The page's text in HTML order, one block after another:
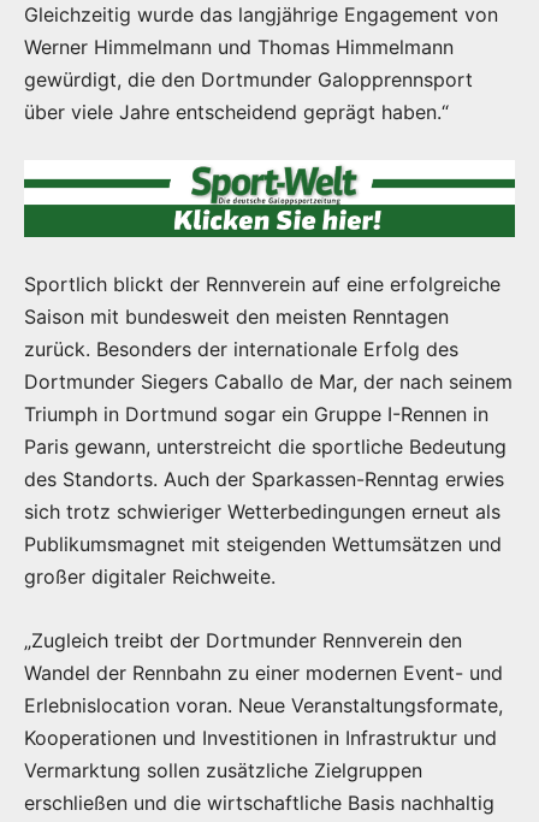
Gleichzeitig wurde das langjährige Engagement von
Werner Himmelmann und Thomas Himmelmann
gewürdigt, die den Dortmunder Galopprennsport
über viele Jahre entscheidend geprägt haben.“
Sportlich blickt der Rennverein auf eine erfolgreiche
Saison mit bundesweit den meisten Renntagen
zurück. Besonders der internationale Erfolg des
Dortmunder Siegers Caballo de Mar, der nach seinem
Triumph in Dortmund sogar ein Gruppe I-Rennen in
Paris gewann, unterstreicht die sportliche Bedeutung
des Standorts. Auch der Sparkassen-Renntag erwies
sich trotz schwieriger Wetterbedingungen erneut als
Publikumsmagnet mit steigenden Wettumsätzen und
großer digitaler Reichweite.
„Zugleich treibt der Dortmunder Rennverein den
Wandel der Rennbahn zu einer modernen Event- und
Erlebnislocation voran. Neue Veranstaltungsformate,
Kooperationen und Investitionen in Infrastruktur und
Vermarktung sollen zusätzliche Zielgruppen
erschließen und die wirtschaftliche Basis nachhaltig